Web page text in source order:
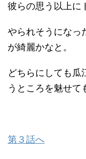
彼らの思う以上に
やられそうになっ
が綺麗かなと。
どちらにしても瓜
うところを魅せて
第３話へ